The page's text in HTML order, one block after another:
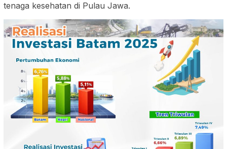
tenaga kesehatan di Pulau Jawa.